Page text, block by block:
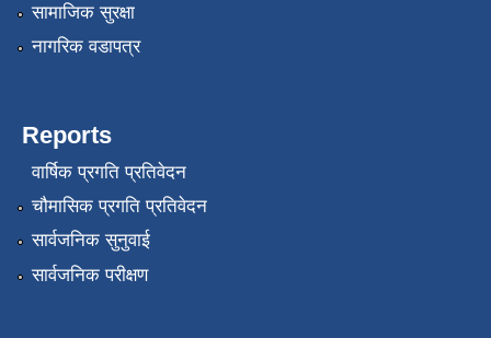
सामाजिक सुरक्षा
नागरिक वडापत्र
Reports
वार्षिक प्रगति प्रतिवेदन
चौमासिक प्रगति प्रतिवेदन
सार्वजनिक सुनुवाई
सार्वजनिक परीक्षण